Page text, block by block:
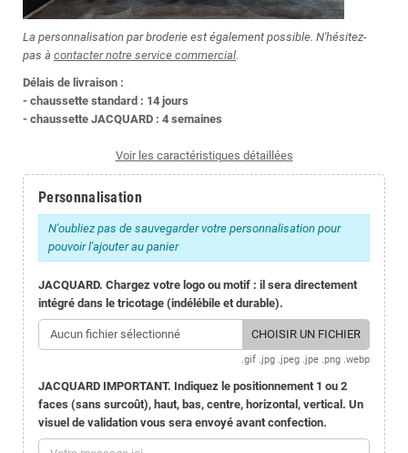
La personnalisation par broderie est également possible. N'hésitez-
pas à contacter notre service commercial.
Délais de livraison :
- chaussette standard : 14 jours
- chaussette JACQUARD : 4 semaines
Voir les caractéristiques détaillées
Personnalisation
N'oubliez pas de sauvegarder votre personnalisation pour
pouvoir l'ajouter au panier
JACQUARD. Chargez votre logo ou motif : il sera directement
intégré dans le tricotage (indélébile et durable).
Aucun fichier sélectionné CHOISIR UN FICHIER
.gif .jpg .jpeg .jpe .png .webp
JACQUARD IMPORTANT. Indiquez le positionnement 1 ou 2
faces (sans surcoût), haut, bas, centre, horizontal, vertical. Un
visuel de validation vous sera envoyé avant confection.